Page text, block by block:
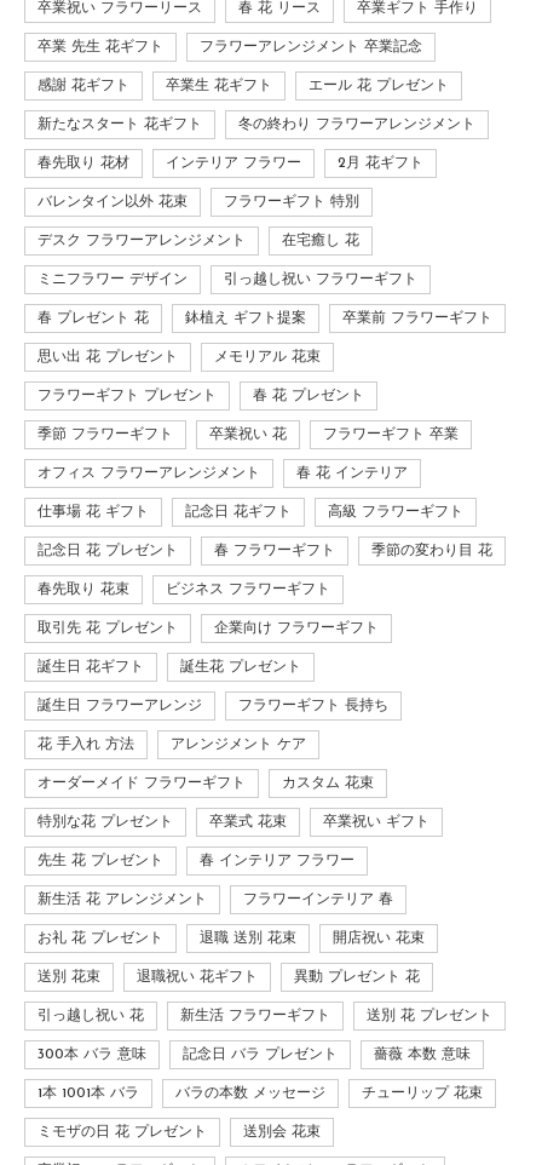
卒業祝い フラワーリース 春 花 リース 卒業ギフト 手作り
卒業 先生 花ギフト フラワーアレンジメント 卒業記念
感謝 花ギフト 卒業生 花ギフト エール 花 プレゼント
新たなスタート 花ギフト 冬の終わり フラワーアレンジメント
春先取り 花材 インテリア フラワー 2月 花ギフト
バレンタイン以外 花束 フラワーギフト 特別
デスク フラワーアレンジメント 在宅癒し 花
ミニフラワー デザイン 引っ越し祝い フラワーギフト
春 プレゼント 花 鉢植え ギフト提案 卒業前 フラワーギフト
思い出 花 プレゼント メモリアル 花束
フラワーギフト プレゼント 春 花 プレゼント
季節 フラワーギフト 卒業祝い 花 フラワーギフト 卒業
オフィス フラワーアレンジメント 春 花 インテリア
仕事場 花 ギフト 記念日 花ギフト 高級 フラワーギフト
記念日 花 プレゼント 春 フラワーギフト 季節の変わり目 花
春先取り 花束 ビジネス フラワーギフト
取引先 花 プレゼント 企業向け フラワーギフト
誕生日 花ギフト 誕生花 プレゼント
誕生日 フラワーアレンジ フラワーギフト 長持ち
花 手入れ 方法 アレンジメント ケア
オーダーメイド フラワーギフト カスタム 花束
特別な花 プレゼント 卒業式 花束 卒業祝い ギフト
先生 花 プレゼント 春 インテリア フラワー
新生活 花 アレンジメント フラワーインテリア 春
お礼 花 プレゼント 退職 送別 花束 開店祝い 花束
送別 花束 退職祝い 花ギフト 異動 プレゼント 花
引っ越し祝い 花 新生活 フラワーギフト 送別 花 プレゼント
300本 バラ 意味 記念日 バラ プレゼント 薔薇 本数 意味
1本 1001本 バラ バラの本数 メッセージ チューリップ 花束
ミモザの日 花 プレゼント 送別会 花束